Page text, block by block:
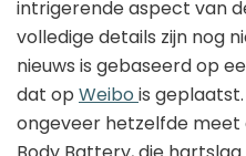
intrigerende aspect van
volledige details zijn nog
nieuws is gebaseerd op
dat op Weibo is
ongeveer hetzelfde meet